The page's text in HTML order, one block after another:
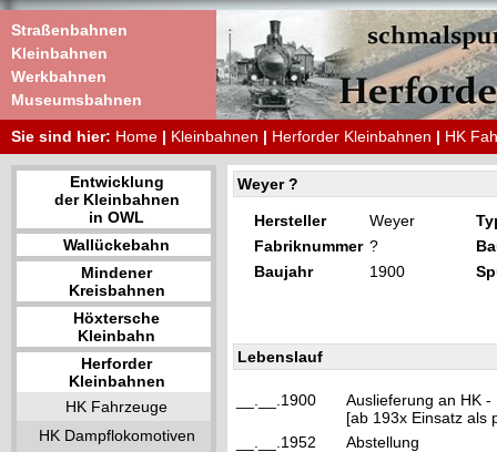
Straßenbahnen
Kleinbahnen
Werkbahnen
Museumsbahnen
Sie sind hier: Home | Kleinbahnen | Herforder Kleinbahnen | HK
Entwicklung
der Kleinbahnen
in OWL
Wallückebahn
Mindener
Kreisbahnen
Höxtersche
Kleinbahn
Herforder
Kleinbahnen
HK Fahrzeuge
HK Dampflokomotiven
Weyer ?
Hersteller Weyer
Fabriknummer ?
Baujahr
1900
Lebenslauf
__.__.1900
Auslieferung an HK
[ab 193x Einsatz als
__.__.1952
Abstellung